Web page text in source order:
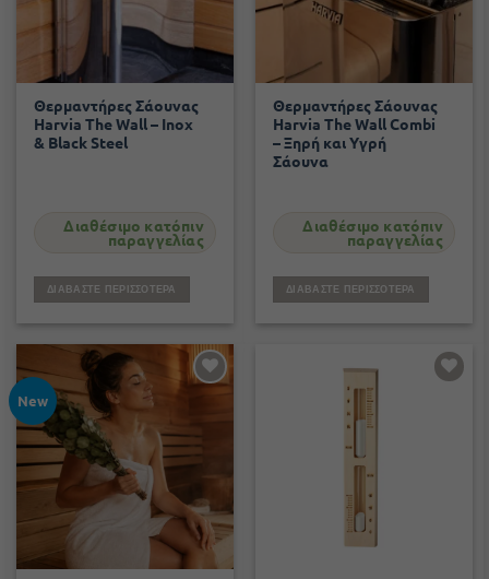
Θερμαντήρες Σάουνας
Harvia The Wall – Inox
& Black Steel
Διαθέσιμο κατόπιν
παραγγελίας
ΔΙΑΒΆΣΤΕ ΠΕΡΙΣΣΌΤΕΡΑ
Θερμαντήρες Σάουνας
Harvia The Wall Combi
– Ξηρή και Υγρή
Σάουνα
Διαθέσιμο κατόπιν
παραγγελίας
ΔΙΑΒΆΣΤΕ ΠΕΡΙΣΣΌΤΕΡΑ
New
Add to
wishlist
Add to
wishlist